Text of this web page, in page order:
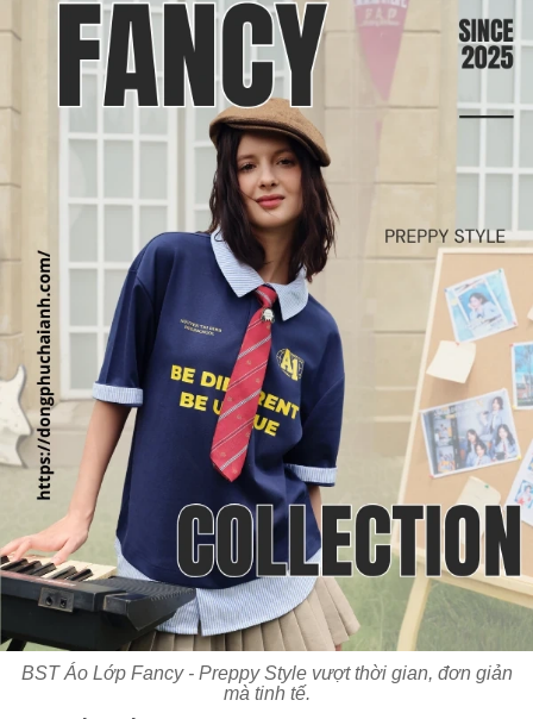
BST Áo Lớp Fancy - Preppy Style vượt thời gian, đơn giản
mà tinh tế.